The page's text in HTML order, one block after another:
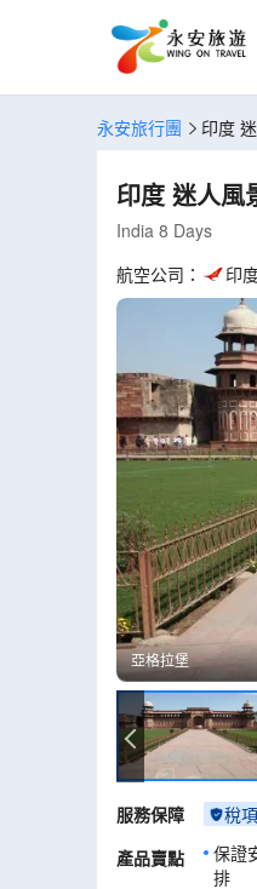
永安旅行團
India 8 Days
航空公司：
印
亞格拉堡
服務保障
稅
產品賣點
保證
排